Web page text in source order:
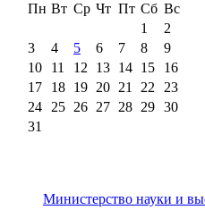
Пн Вт Ср Чт Пт Сб Вс
1
2
3
4 5 6 7 8
9
10
11 12 13 14 15
16
17
18 19 20 21 22
23
24
25 26 27 28 29 30
31
Министерство науки и